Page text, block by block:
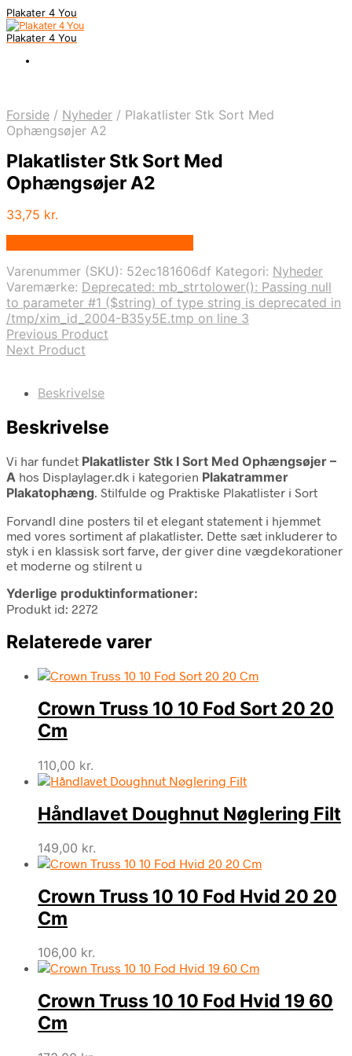
Plakater 4 You
Plakater 4 You
Forside / Nyheder / Plakatlister Stk Sort Med
Ophængsøjer A2
Plakatlister Stk Sort Med
Ophængsøjer A2
33,75 kr.
Varenummer (SKU): 52ec181606df Kategori: Nyheder
Varemærke: Deprecated: mb_strtolower(): Passing null
to parameter #1 ($string) of type string is deprecated in
/tmp/xim_id_2004-B35y5E.tmp on line 3
Previous Product
Next Product
Beskrivelse
Beskrivelse
Vi har fundet Plakatlister Stk I Sort Med Ophængsøjer –
A hos Displaylager.dk i kategorien Plakatrammer
Plakatophæng. Stilfulde og Praktiske Plakatlister i Sort
Forvandl dine posters til et elegant statement i hjemmet
med vores sortiment af plakatlister. Dette sæt inkluderer to
styk i en klassisk sort farve, der giver dine vægdekorationer
et moderne og stilrent u
Yderlige produktinformationer:
Produkt id: 2272
Relaterede varer
Crown Truss 10 10 Fod Sort 20 20
Cm
110,00 kr.
Håndlavet Doughnut Nøglering Filt
149,00 kr.
Crown Truss 10 10 Fod Hvid 20 20
Cm
106,00 kr.
Crown Truss 10 10 Fod Hvid 19 60
Cm